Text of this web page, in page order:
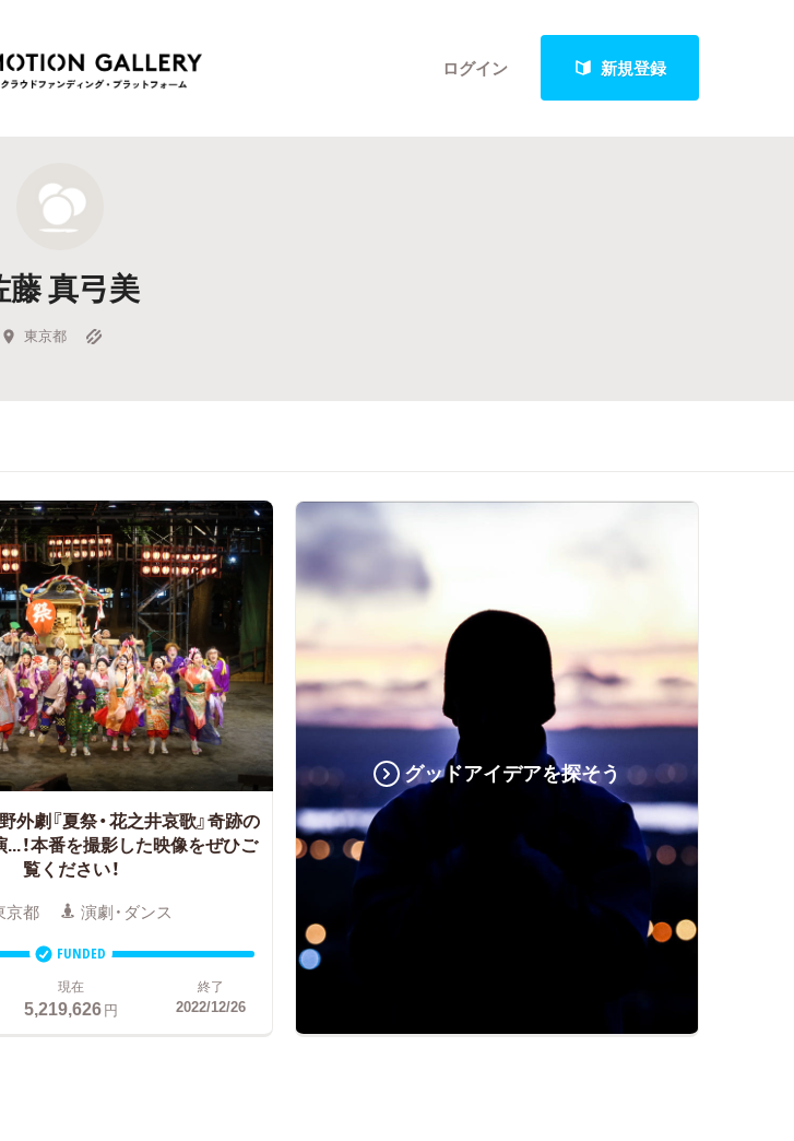
ログイン 新規登録
新着プロジェクト
Feature
ュレーターから探す
藤 真弓美
東京都
外劇『夏祭・花之井哀歌』奇跡の
！本番を撮影した映像をぜひご
覧ください！
京都 演劇・ダンス
FUNDED
現在
5,219,626円
終了
2022/12/26
グッドアイデアを探そう